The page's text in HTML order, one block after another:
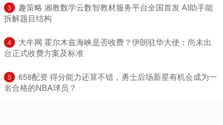
3
​趣策略 湘教数学云数智教材服务平台全国首发 AI助手能
拆解题目结构
4
​大牛网 霍尔木兹海峡是否收费？伊朗驻华大使：尚未出
台正式收费方案及标准
5
​658配资 得分能力还算不错，勇士后场新星有机会成为一
名合格的NBA球员？